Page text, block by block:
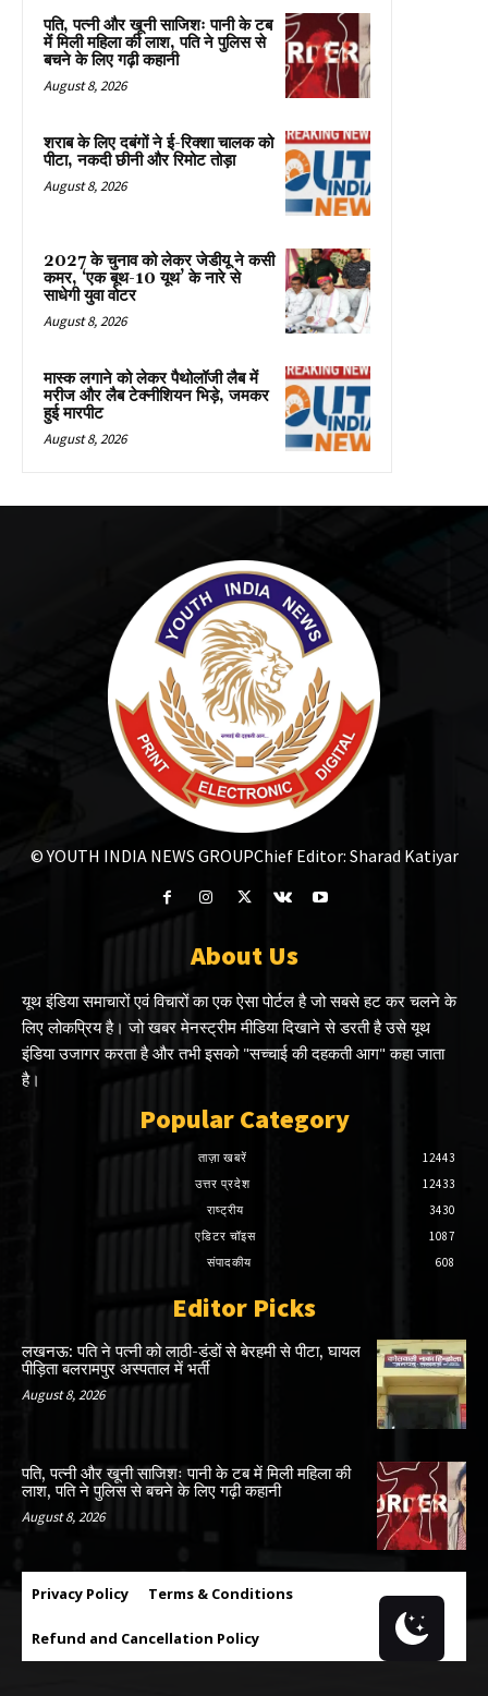
पति, पत्नी और खूनी साजिशः पानी के टब
में मिली महिला की लाश, पति ने पुलिस से
बचने के लिए गढ़ी कहानी
August 8, 2026
शराब के लिए दबंगों ने ई-रिक्शा चालक को
पीटा, नकदी छीनी और रिमोट तोड़ा
August 8, 2026
2027 के चुनाव को लेकर जेडीयू ने कसी
कमर, ‘एक बूथ-10 यूथ’ के नारे से
साधेगी युवा वोटर
August 8, 2026
मास्क लगाने को लेकर पैथोलॉजी लैब में
मरीज और लैब टेक्नीशियन भिड़े, जमकर
हुई मारपीट
August 8, 2026
© YOUTH INDIA NEWS GROUPChief Editor: Sharad Katiyar
About Us
यूथ इंडिया समाचारों एवं विचारों का एक ऐसा पोर्टल है जो सबसे हट कर चलने के
लिए लोकप्रिय है। जो खबर मेनस्ट्रीम मीडिया दिखाने से डरती है उसे यूथ
इंडिया उजागर करता है और तभी इसको "सच्चाई की दहकती आग" कहा जाता
है।
Popular Category
ताज़ा खबरें
12443
उत्तर प्रदेश
12433
राष्ट्रीय
3430
एडिटर चॉइस
1087
संपादकीय
608
Editor Picks
लखनऊ: पति ने पत्नी को लाठी-डंडों से बेरहमी से पीटा, घायल
पीड़िता बलरामपुर अस्पताल में भर्ती
August 8, 2026
पति, पत्नी और खूनी साजिशः पानी के टब में मिली महिला की
लाश, पति ने पुलिस से बचने के लिए गढ़ी कहानी
August 8, 2026
Privacy Policy Terms & Conditions
Refund and Cancellation Policy